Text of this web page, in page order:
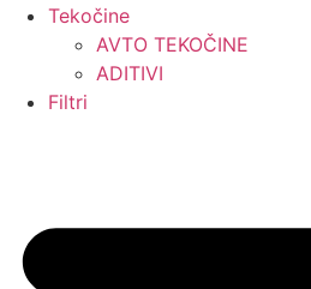
Tekočine
AVTO TEKOČINE
ADITIVI
Filtri